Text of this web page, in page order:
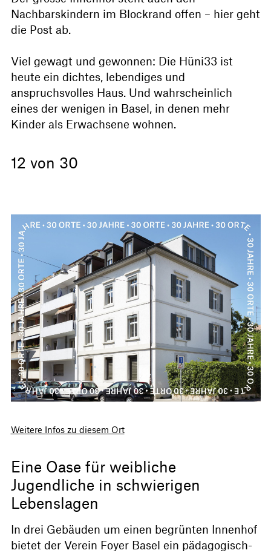
Nachbarskindern im Blockrand offen – hier geht
die Post ab.
Viel gewagt und gewonnen: Die Hüni33 ist
heute ein dichtes, lebendiges und
anspruchsvolles Haus. Und wahrscheinlich
eines der wenigen in Basel, in denen mehr
Kinder als Erwachsene wohnen.
12 von 30
Weitere Infos zu diesem Ort
Eine Oase für weibliche
Jugendliche in schwierigen
Lebenslagen
In drei Gebäuden um einen begrünten Innenhof
bietet der Verein Foyer Basel ein pädagogisch-